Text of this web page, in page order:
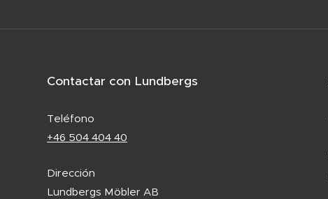
Contactar con Lundbergs
Teléfono
+46 504 404 40
Dirección
Lundbergs Möbler AB